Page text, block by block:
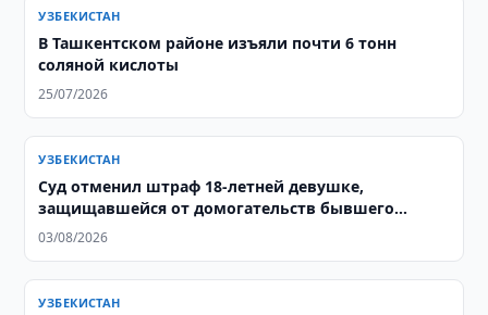
УЗБЕКИСТАН
В Ташкентском районе изъяли почти 6 тонн
соляной кислоты
25/07/2026
УЗБЕКИСТАН
Суд отменил штраф 18-летней девушке,
защищавшейся от домогательств бывшего
тренера
03/08/2026
УЗБЕКИСТАН